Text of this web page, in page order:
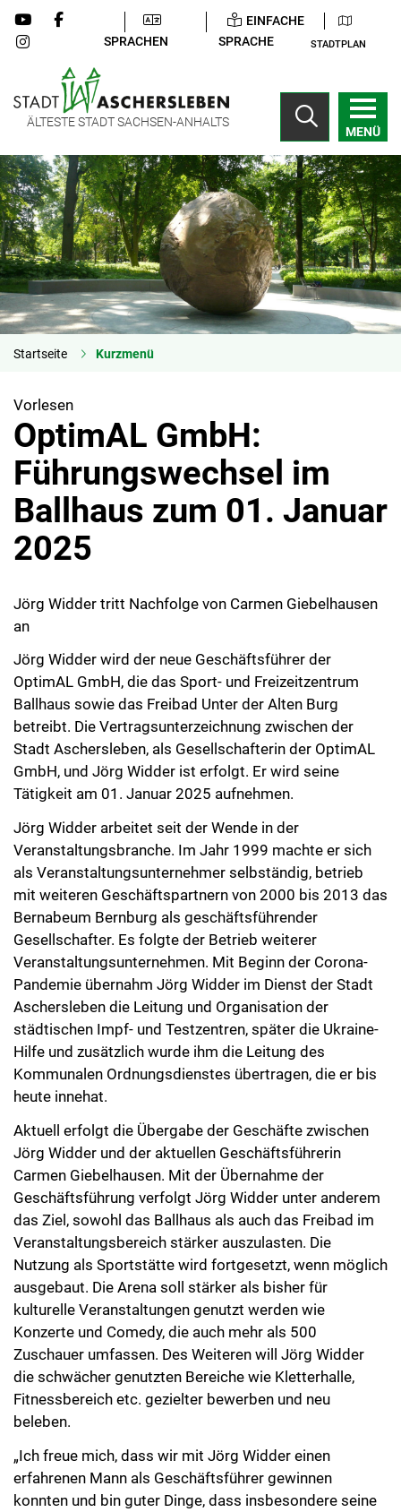
SPRACHEN
EINFACHE
SPRACHE
STADTPLAN
ÄLTESTE STADT SACHSEN-ANHALTS
MENÜ
Startseite Kurzmenü
Vorlesen
OptimAL GmbH:
Führungswechsel im
Ballhaus zum 01. Januar
2025
Jörg Widder tritt Nachfolge von Carmen Giebelhausen
an
Jörg Widder wird der neue Geschäftsführer der
OptimAL GmbH, die das Sport- und Freizeitzentrum
Ballhaus sowie das Freibad Unter der Alten Burg
betreibt. Die Vertragsunterzeichnung zwischen der
Stadt Aschersleben, als Gesellschafterin der OptimAL
GmbH, und Jörg Widder ist erfolgt. Er wird seine
Tätigkeit am 01. Januar 2025 aufnehmen.
Jörg Widder arbeitet seit der Wende in der
Veranstaltungsbranche. Im Jahr 1999 machte er sich
als Veranstaltungsunternehmer selbständig, betrieb
mit weiteren Geschäftspartnern von 2000 bis 2013 das
Bernabeum Bernburg als geschäftsführender
Gesellschafter. Es folgte der Betrieb weiterer
Veranstaltungsunternehmen. Mit Beginn der Corona-
Pandemie übernahm Jörg Widder im Dienst der Stadt
Aschersleben die Leitung und Organisation der
städtischen Impf- und Testzentren, später die Ukraine-
Hilfe und zusätzlich wurde ihm die Leitung des
Kommunalen Ordnungsdienstes übertragen, die er bis
heute innehat.
Aktuell erfolgt die Übergabe der Geschäfte zwischen
Jörg Widder und der aktuellen Geschäftsführerin
Carmen Giebelhausen. Mit der Übernahme der
Geschäftsführung verfolgt Jörg Widder unter anderem
das Ziel, sowohl das Ballhaus als auch das Freibad im
Veranstaltungsbereich stärker auszulasten. Die
Nutzung als Sportstätte wird fortgesetzt, wenn möglich
ausgebaut. Die Arena soll stärker als bisher für
kulturelle Veranstaltungen genutzt werden wie
Konzerte und Comedy, die auch mehr als 500
Zuschauer umfassen. Des Weiteren will Jörg Widder
die schwächer genutzten Bereiche wie Kletterhalle,
Fitnessbereich etc. gezielter bewerben und neu
beleben.
„Ich freue mich, dass wir mit Jörg Widder einen
erfahrenen Mann als Geschäftsführer gewinnen
konnten und bin guter Dinge, dass insbesondere seine